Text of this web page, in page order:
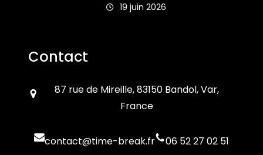
19 juin 2026
Contact
87 rue de Mireille, 83150 Bandol, Var,
France
contact@time-break.fr 06 52 27 02 51